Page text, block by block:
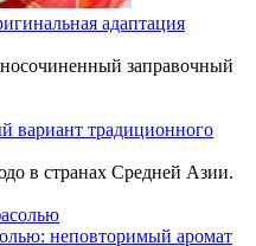
адаптация
заправочный
вариант традиционного
в странах Средней Азии.
неповторимый аромат